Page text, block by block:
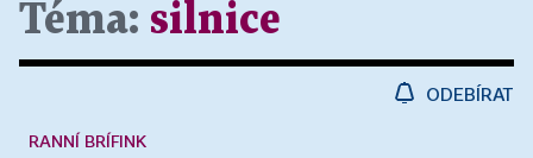
Téma: silnice
ODEBÍRAT
RANNÍ BRÍFINK